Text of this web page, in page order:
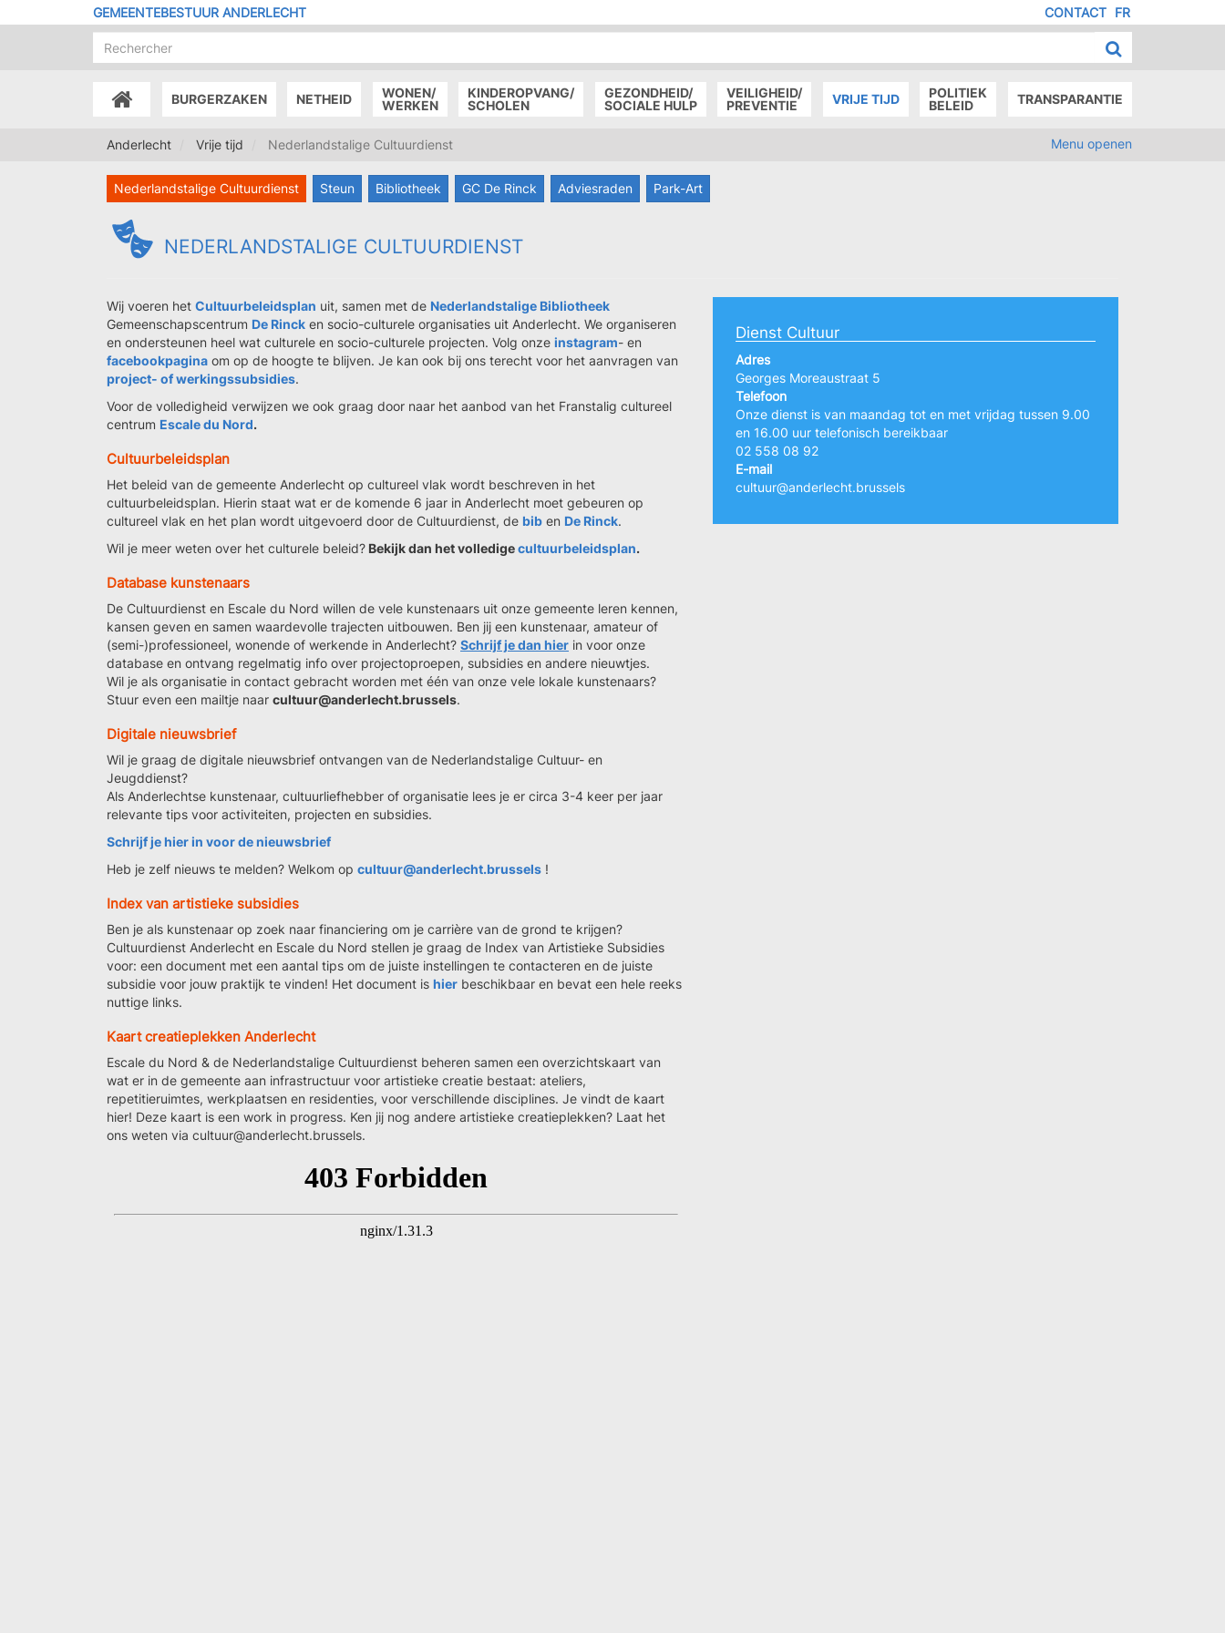
en
GEMEENTEBESTUUR ANDERLECHT FR
MENU
DE
PAGE
CONTACT
ACCUEILBURGERZAKEN NETHEID
WONEN/
WERKEN
KINDEROPVANG/
SCHOLEN
GEZONDHEID/
SOCIALE HULP
VEILIGHEID/
PREVENTIE
VRIJE TIJD
POLITIEK
BELEID
TRANSPARANTIE
Anderlecht Vrije tijd Nederlandstalige Cultuurdienst Menu openen
Nederlandstalige Cultuurdienst Steun Bibliotheek GC De Rinck Adviesraden Park-Art
NEDERLANDSTALIGE CULTUURDIENST
Dienst Cultuur
Adres
Georges Moreaustraat 5
Telefoon
Onze dienst is van maandag tot en met vrijdag tussen 9.00
en 16.00 uur telefonisch bereikbaar
02 558 08 92
E-mail
cultuur@anderlecht.brussels
Wij voeren het Cultuurbeleidsplan uit, samen met de Nederlandstalige Bibliotheek
Gemeenschapscentrum De Rinck en socio-culturele organisaties uit Anderlecht. We organiseren
en ondersteunen heel wat culturele en socio-culturele projecten. Volg onze instagram- en
facebookpagina om op de hoogte te blijven. Je kan ook bij ons terecht voor het aanvragen van
project- of werkingssubsidies.
Voor de volledigheid verwijzen we ook graag door naar het aanbod van het Franstalig cultureel
centrum Escale du Nord.
Cultuurbeleidsplan
Het beleid van de gemeente Anderlecht op cultureel vlak wordt beschreven in het
cultuurbeleidsplan. Hierin staat wat er de komende 6 jaar in Anderlecht moet gebeuren op
cultureel vlak en het plan wordt uitgevoerd door de Cultuurdienst, de bib en De Rinck.
Wil je meer weten over het culturele beleid? Bekijk dan het volledigecultuurbeleidsplan.
Database kunstenaars
De Cultuurdienst en Escale du Nord willen de vele kunstenaars uit onze gemeente leren kennen,
kansen geven en samen waardevolle trajecten uitbouwen. Ben jij een kunstenaar, amateur of
(semi-)professioneel, wonende of werkende in Anderlecht? Schrijf je dan hier in voor onze
database en ontvang regelmatig info over projectoproepen, subsidies en andere nieuwtjes.
Wil je als organisatie in contact gebracht worden met één van onze vele lokale kunstenaars?
Stuur even een mailtje naar cultuur@anderlecht.brussels.
Digitale nieuwsbrief
Wil je graag de digitale nieuwsbrief ontvangen van de Nederlandstalige Cultuur- en
Jeugddienst?
Als Anderlechtse kunstenaar, cultuurliefhebber of organisatie lees je er circa 3-4 keer per jaar
relevante tips voor activiteiten, projecten en subsidies.
Schrijf je hier in voor de nieuwsbrief
Heb je zelf nieuws te melden? Welkom op cultuur@anderlecht.brussels !
Index van artistieke subsidies
Ben je als kunstenaar op zoek naar financiering om je carrière van de grond te krijgen?
Cultuurdienst Anderlecht en Escale du Nord stellen je graag de Index van Artistieke Subsidies
voor: een document met een aantal tips om de juiste instellingen te contacteren en de juiste
subsidie voor jouw praktijk te vinden! Het document is hier beschikbaar en bevat een hele reeks
nuttige links.
Kaart creatieplekken Anderlecht
Escale du Nord & de Nederlandstalige Cultuurdienst beheren samen een overzichtskaart van
wat er in de gemeente aan infrastructuur voor artistieke creatie bestaat: ateliers,
repetitieruimtes, werkplaatsen en residenties, voor verschillende disciplines. Je vindt de kaart
hier! Deze kaart is een work in progress. Ken jij nog andere artistieke creatieplekken? Laat het
ons weten via cultuur@anderlecht.brussels.